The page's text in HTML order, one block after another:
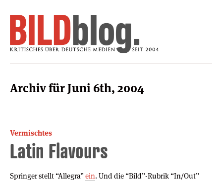
Archiv für Juni 6th, 2004
Vermischtes
Latin Flavours
Springer stellt “Allegra”ein. Und die “Bild”-Rubrik “In/Out”